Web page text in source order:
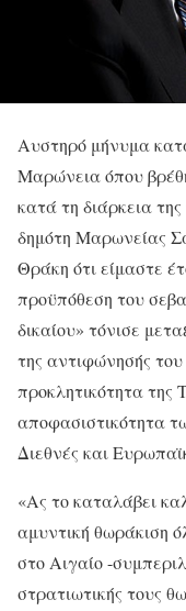
Αυστηρό μήνυμα
Μαρώνεια όπου
κατά τη διάρκεια
δημότη Μαρωνείας
Θράκη ότι είμαστε
προϋπόθεση του
δικαίου» τόνισε
της αντιφώνησής
προκλητικότητα της
αποφασιστικότητα
Διεθνές και
«Ας το καταλάβει
αμυντική θωράκιση
στο Αιγαίο -
στρατιωτικής τους